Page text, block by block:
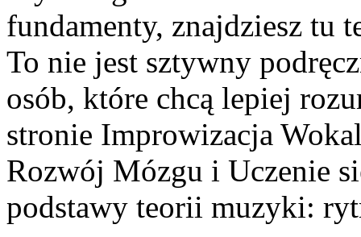
fundamenty, znajdziesz tu
To nie jest sztywny
osób, które chcą lepiej
stronie Improwizacja
Rozwój Mózgu i Uczenie
podstawy teorii muzyki: